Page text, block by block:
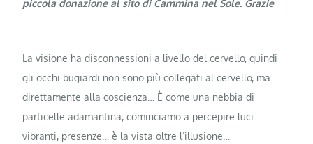
piccola donazione al sito di Cammina nel Sole. Grazie
La visione ha disconnessioni a livello del cervello, quindi
gli occhi bugiardi non sono più collegati al cervello, ma
direttamente alla coscienza… È come una nebbia di
particelle adamantina, cominciamo a percepire luci
vibranti, presenze… è la vista oltre l’illusione…